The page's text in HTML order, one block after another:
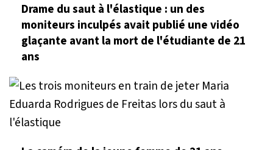
Drame du saut à l'élastique : un des
moniteurs inculpés avait publié une vidéo
glaçante avant la mort de l'étudiante de 21
ans